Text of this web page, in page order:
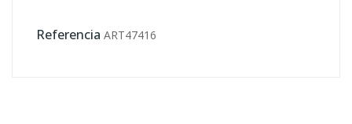
Referencia ART47416